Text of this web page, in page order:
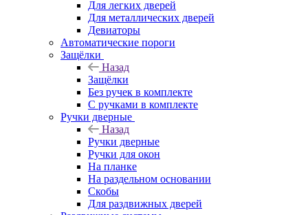
Для легких дверей
Для металлических дверей
Девиаторы
Автоматические пороги
Защёлки
Назад
Защёлки
Без ручек в комплекте
С ручками в комплекте
Ручки дверные
Назад
Ручки дверные
Ручки для окон
На планке
На раздельном основании
Скобы
Для раздвижных дверей